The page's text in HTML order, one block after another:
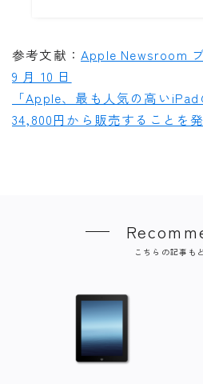
参考文献： Apple Newsroom
9 月 10 日
「Apple、最も人気の高い
34,800円から販売することを発
こちらの記事も